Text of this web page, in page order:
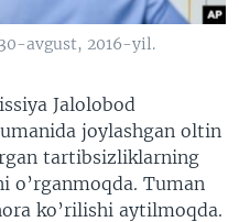
avgust, 2016-yil.
Jalolobod
joylashgan oltin
tartibsizliklarning
o’rganmoqda. Tuman
ko’rilishi aytilmoqda.